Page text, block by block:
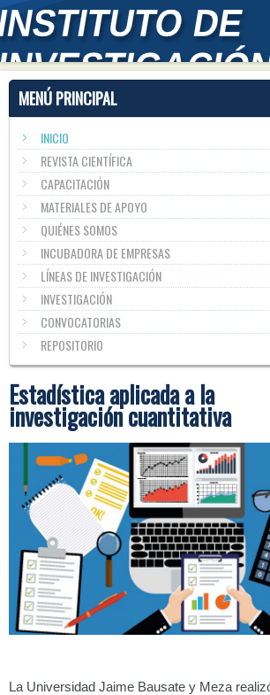
MENÚ PRINCIPAL
INICIO
REVISTA CIENTÍFICA
CAPACITACIÓN
MATERIALES DE APOYO
QUIÉNES SOMOS
INCUBADORA DE EMPRESAS
LÍNEAS DE INVESTIGACIÓN
INVESTIGACIÓN
CONVOCATORIAS
REPOSITORIO
Estadística aplicada a la
investigación cuantitativa
La Universidad Jaime Bausate y Meza